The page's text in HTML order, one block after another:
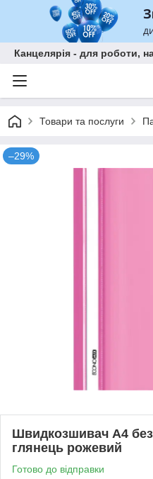
Канцелярія - для роботи,
Товари та послуги
–29%
Швидкозшивач А4
глянець рожевий
Готово до відправки